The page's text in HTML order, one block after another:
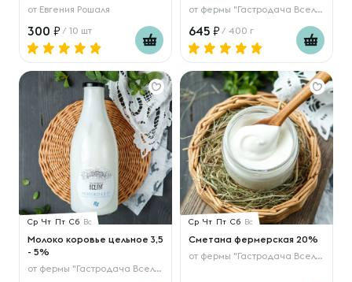
от Евгения Рошаля
300 / 10 шт
от фермы "Гастродача Вселуг"
645 / 400 г
Ср Чт Пт Сб Вс
Молоко коровье цельное 3,5
- 5%
от фермы "Гастродача Вселуг"
Ср Чт Пт Сб Вс
Сметана фермерская 20%
от фермы "Гастродача Вселуг"